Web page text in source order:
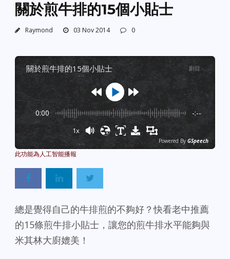
關於煎牛排的15個小貼士
Raymond 03 Nov 2014 0
關於煎牛排的15個小貼士 剧目 :-
0:00 -:--
1x
Powered By GSpeech
總是覺得自己的牛排煎的不夠好？快看老中推薦
的15條煎牛排小貼士，讓您的煎牛排水平能夠與
米其林大廚媲美！